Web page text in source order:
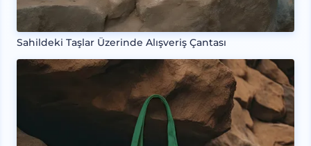
Sahildeki Taşlar Üzerinde Alışveriş Çantası